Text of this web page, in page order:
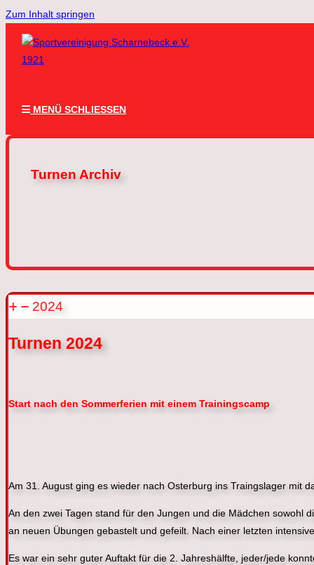
Zum Inhalt springen
MENÜ SCHLIESSEN
Turnen Archiv
2024
Turnen2024
Start nach den Sommerferien mit einem Trainingscamp
Am 31. August ging es wieder nach Osterburg ins Traingslager mit
An den zwei Tagen stand für den Jungen und die Mädchen sowohl
an neuen Übungen gebastelt und gefeilt. Nach einer letzten
Es war ein sehr guter Auftakt für die 2. Jahreshälfte, jeder/jede